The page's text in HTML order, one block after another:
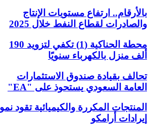
بالأرقام.. ارتفاع مستويات الإنتاج
والصادرات لقطاع النفط خلال 2025
محطة الحناكية (1) تكفي لتزويد 190
ألف منزل بالكهرباء سنويًا
تحالف بقيادة صندوق الاستثمارات
العامة السعودي يستحوذ على "EA"
المنتجات المكررة والكيميائية تقود نمو
إيرادات أرامكو